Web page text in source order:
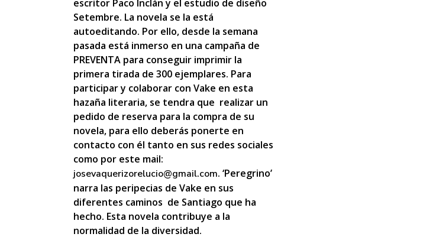
escritor Paco Inclán y el estudio de diseño
Setembre. La novela se la está
autoeditando. Por ello, desde la semana
pasada está inmerso en una campaña de
PREVENTA para conseguir imprimir la
primera tirada de 300 ejemplares. Para
participar y colaborar con Vake en esta
hazaña literaria, se tendra que realizar un
pedido de reserva para la compra de su
novela, para ello deberás ponerte en
contacto con él tanto en sus redes sociales
como por este mail:
josevaquerizorelucio@gmail.com. ‘Peregrino’
narra las peripecias de Vake en sus
diferentes caminos de Santiago que ha
hecho. Esta novela contribuye a la
normalidad de la diversidad.